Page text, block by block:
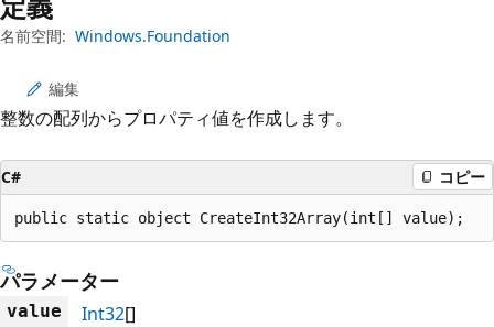
名前空間: Windows.Foundation
編集
整数の配列からプロパティ値を作成します。
C# コピー
public static object CreateInt32Array(int[] value);
パラメーター
value Int32[]